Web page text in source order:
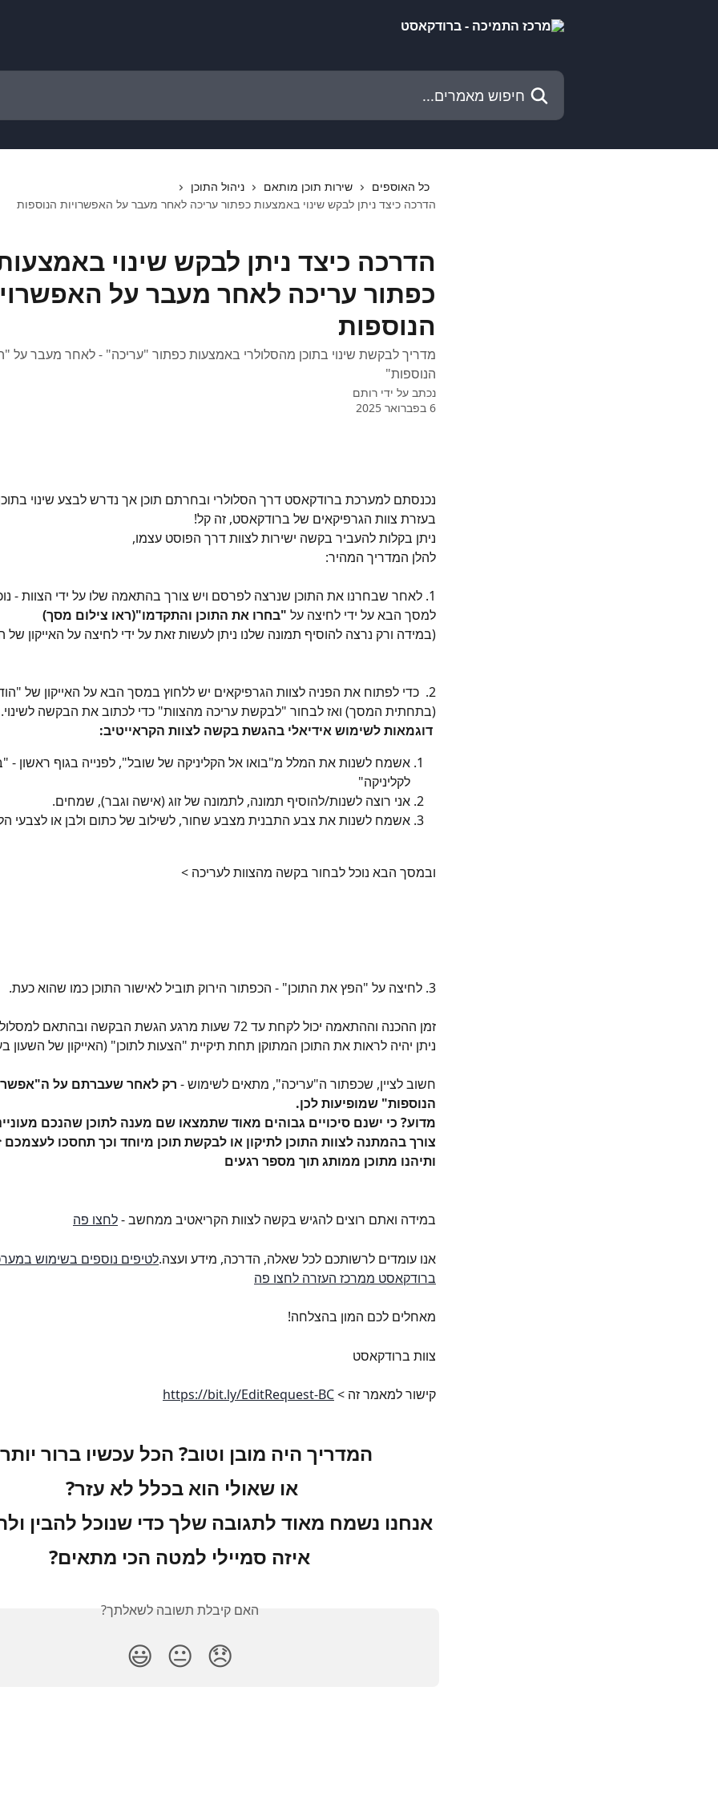
חיפוש מאמרים...
כל האוספים שירות תוכן מותאם
ניהול התוכן
הדרכה כיצד ניתן לבקש שינוי באמצעות כפתור עריכה לאחר מעבר על האפשרויות הנוספות
הדרכה כיצד ניתן לבקש שינוי
כפתור עריכה לאחר מעבר על
הנוספות
מדריך לבקשת שינוי בתוכן מהסלולרי באמצעות כפתור "עריכה" - לאחר מעבר על
הנוספות"
נכתב על ידי רותם
6 בפברואר 2025
נכנסתם למערכת ברודקאסט דרך הסלולרי ובחרתם תוכן אך נדרש לבצע שינוי
בעזרת צוות הגרפיקאים של ברודקאסט, זה קל!
ניתן בקלות להעביר בקשה ישירות לצוות דרך הפוסט עצמו,
להלן המדריך המהיר:
1. לאחר שבחרנו את התוכן שנרצה לפרסם ויש צורך בהתאמה שלו על ידי הצוות -
למסך הבא על ידי לחיצה על "בחרו את התוכן והתקדמו"(ראו צילום מסך)
(במידה ורק נרצה להוסיף תמונה שלנו ניתן לעשות זאת על ידי לחיצה על האייקון של
2.  כדי לפתוח את הפניה לצוות הגרפיקאים יש ללחוץ במסך הבא על האייקון של "הודעה"
(בתחתית המסך) ואז לבחור "לבקשת עריכה מהצוות" כדי לכתוב את הבקשה לשינוי.
דוגמאות לשימוש אידיאלי בהגשת בקשה לצוות הקראייטיב:
אשמח לשנות את המלל מ"בואו אל הקליניקה של שובל", לפנייה בגוף ראשון -
לקליניקה"
אני רוצה לשנות/להוסיף תמונה, לתמונה של זוג (אישה וגבר), שמחים.
אשמח לשנות את צבע התבנית מצבע שחור, לשילוב של כתום ולבן או לצבעי
ובמסך הבא נוכל לבחור בקשה מהצוות לעריכה >
​3. לחיצה על "הפץ את התוכן" - הכפתור הירוק תוביל לאישור התוכן כמו שהוא כעת.
זמן ההכנה וההתאמה יכול לקחת עד 72 שעות מרגע הגשת הבקשה ובהתאם למסלול המנוי.
ניתן יהיה לראות את התוכן המתוקן תחת תיקיית "הצעות לתוכן" (האייקון של השעון
חשוב לציין, שכפתור ה"עריכה", מתאים לשימוש - רק לאחר שעברתם על
הנוספות" שמופיעות לכן.
מדוע? כי ישנם סיכויים גבוהים מאוד שתמצאו שם מענה לתוכן שהנכם
צורך בהמתנה לצוות התוכן לתיקון או לבקשת תוכן מיוחד וכך תחסכו לעצמכם
ותיהנו מתוכן ממותג תוך מספר רגעים
במידה ואתם רוצים להגיש בקשה לצוות הקריאטיב ממחשב - לחצו פה
אנו עומדים לרשותכם לכל שאלה, הדרכה, מידע ועצה.לטיפים נוספים בשימוש
ברודקאסט ממרכז העזרה לחצו פה
מאחלים לכם המון בהצלחה!
צוות ברודקאסט
קישור למאמר זה > https://bit.ly/EditRequest-BC
המדריך היה מובן וטוב? הכל עכשיו ברור
או שאולי הוא בכלל לא עזר?
אנחנו נשמח מאוד לתגובה שלך כדי שנוכל להבין
איזה סמיילי למטה הכי מתאים?
האם קיבלת תשובה לשאלתך?
😞
😐
😃